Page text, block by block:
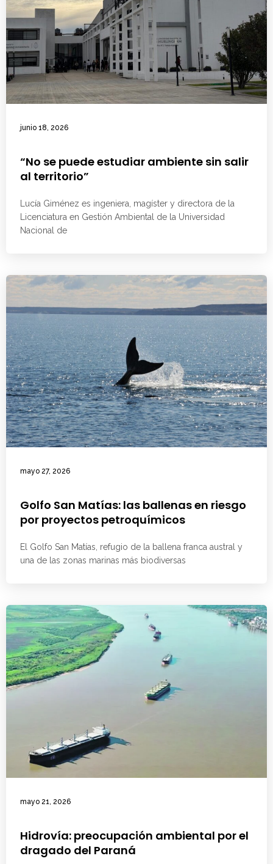
junio 18, 2026
“No se puede estudiar ambiente sin salir
al territorio”
Lucía Giménez es ingeniera, magíster y directora de la
Licenciatura en Gestión Ambiental de la Universidad
Nacional de
mayo 27, 2026
Golfo San Matías: las ballenas en riesgo
por proyectos petroquímicos
El Golfo San Matías, refugio de la ballena franca austral y
una de las zonas marinas más biodiversas
mayo 21, 2026
Hidrovía: preocupación ambiental por el
dragado del Paraná